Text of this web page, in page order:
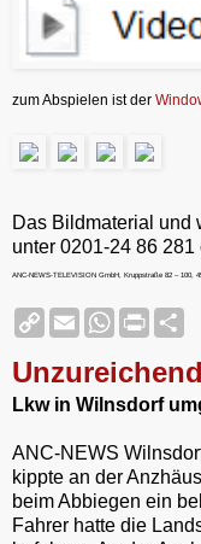
zum Abspielen ist der
Das Bildmaterial und
unter 0201-24 86
ANC-NEWS-TELEVISION GmbH, Kruppstraße 82 – 100,
C
o
y
i
k
E
m
W
h
A
p
P
r
n
F
i
e
n
d
r
Lkw in Wilnsdorf
ANC-NEWS
kippte an der
beim Abbiegen ein
Fahrer hatte die